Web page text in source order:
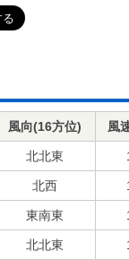
風向(16方位) 風
北北東
北西
東南東
北北東